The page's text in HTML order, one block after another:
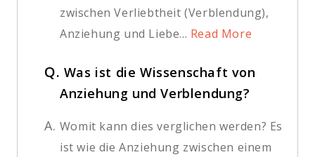
zwischen Verliebtheit (Verblendung),
Anziehung und Liebe... Read More
Q. Was ist die Wissenschaft von
Anziehung und Verblendung?
A. Womit kann dies verglichen werden? Es
ist wie die Anziehung zwischen einem